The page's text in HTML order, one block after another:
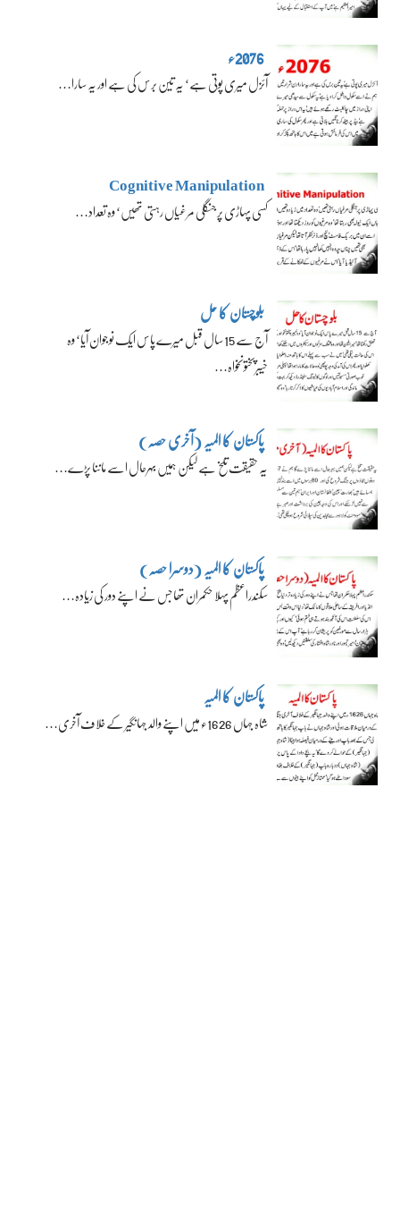
2076ء
آئزل میری پوتی ہے‘ یہ تین برس کی ہے اور یہ سارا…
Cognitive Manipulation
کسی پہاڑی پر جنگلی مرغیاں رہتی تھیں‘ وہ تعداد…
بلوچستان کا حل
آج سے 15 سال قبل میرے پاس ایک نوجوان آیا‘ وہ
خیبرپختونخواہ…
پاکستان کا المیہ (آخری حصہ)
یہ حقیقت تلخ ہے لیکن ہمیں بہرحال اسے ماننا پڑے…
پاکستان کا المیہ (دوسرا حصہ)
سکندراعظم پہلا حکمران تھا جس نے اپنے دور کی زیادہ…
پاکستان کا المیہ
شاہ جہاں 1626ء میں اپنے والد جہانگیر کے خلاف آخری…